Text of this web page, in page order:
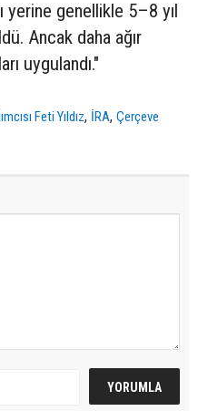
yerine genellikle 5–8 yıl
Ancak daha ağır
uygulandı."
Feti Yıldız, İRA,Çerçeve